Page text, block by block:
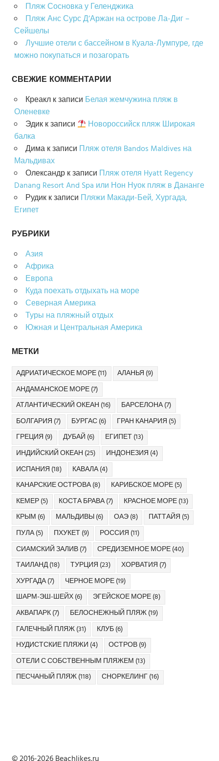
Пляж Сосновка у Геленджика
Пляж Анс Сурс Д’Аржан на острове Ла-Диг –
Сейшелы
Лучшие отели с бассейном в Куала-Лумпуре, где
можно покупаться и позагорать
СВЕЖИЕ КОММЕНТАРИИ
Креаклк записи Белая жемчужина пляж в
Оленевке
Эдикк записи
Новороссийск пляж Широкая
балка
Димак записи Пляж отеля Bandos Maldives на
Мальдивах
Олександрк записи Пляж отеля Hyatt Regency
Danang Resort And Spa или Нон Нуок пляж в Дананге
Рудикк записи Пляжи Макади-Бей, Хургада,
Египет
РУБРИКИ
Азия
Африка
Европа
Куда поехать отдыхать на море
Северная Америка
Туры на пляжный отдых
Южная и Центральная Америка
МЕТКИ
АДРИАТИЧЕСКОЕ МОРЕ(11) АЛАНЬЯ (9)
АНДАМАНСКОЕ МОРЕ(7)
АТЛАНТИЧЕСКИЙ ОКЕАН (16) БАРСЕЛОНА(7)
БОЛГАРИЯ (7) БУРГАС(6) ГРАН КАНАРИЯ (5)
ГРЕЦИЯ (9) ДУБАЙ (6) ЕГИПЕТ(13)
ИНДИЙСКИЙ ОКЕАН (25) ИНДОНЕЗИЯ (4)
ИСПАНИЯ (18) КАВАЛА(4)
КАНАРСКИЕ ОСТРОВА(8) КАРИБСКОЕ МОРЕ(5)
КЕМЕР(5) КОСТА БРАВА(7) КРАСНОЕ МОРЕ(13)
КРЫМ (6) МАЛЬДИВЫ(6) ОАЭ(8) ПАТТАЙЯ (5)
ПУЛА(5) ПХУКЕТ(9) РОССИЯ (11)
СИАМСКИЙ ЗАЛИВ(7) СРЕДИЗЕМНОЕ МОРЕ(40)
ТАИЛАНД(18) ТУРЦИЯ (23) ХОРВАТИЯ (7)
ХУРГАДА(7) ЧЕРНОЕ МОРЕ(19)
ШАРМ-ЭШ-ШЕЙХ(6) ЭГЕЙСКОЕ МОРЕ(8)
АКВАПАРК(7) БЕЛОСНЕЖНЫЙ ПЛЯЖ(19)
ГАЛЕЧНЫЙ ПЛЯЖ(31) КЛУБ(6)
НУДИСТСКИЕ ПЛЯЖИ (4) ОСТРОВ(9)
ОТЕЛИ С СОБСТВЕННЫМ ПЛЯЖЕМ (13)
ПЕСЧАНЫЙ ПЛЯЖ(118) СНОРКЕЛИНГ(16)